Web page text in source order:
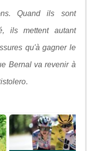
Quand ils sont
ils mettent autant
qu'à gagner le
Bernal va revenir à
.